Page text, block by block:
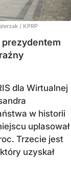
/ KPRP
prezydentem
dla Wirtualnej
w historii
uplasował
Trzecie jest
uzyskał